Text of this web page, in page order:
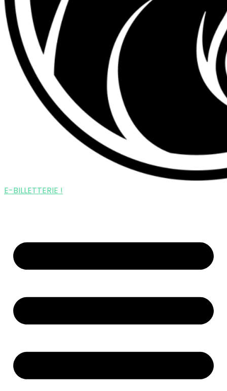
E-BILLETTERIE !